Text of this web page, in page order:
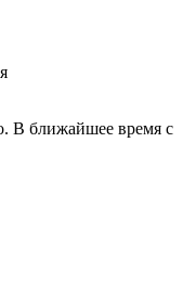
В ближайшее время с